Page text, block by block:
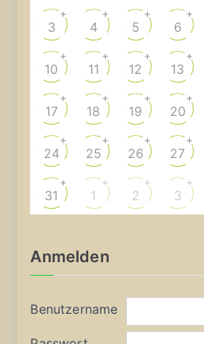
3
+
4
+
5
+
6
+
10
+
11
+
12
+
13
+
17
+
18
+
19
+
20
+
24
+
25
+
26
+
27
+
31
+
1
+
2
+
3
+
Anmelden
Benutzername